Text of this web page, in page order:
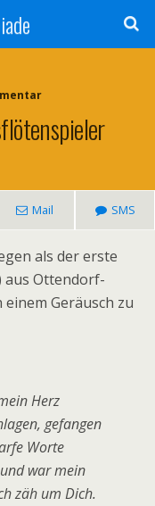
Mail SMS
als der erste
aus Ottendorf-
Geräusch zu
Herz
gefangen
Worte
war mein
zäh um Dich.